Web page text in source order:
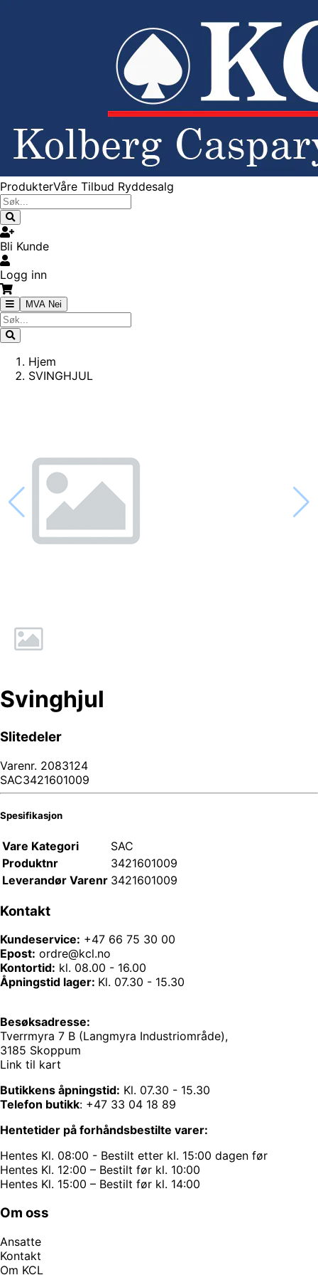
ProdukterVåre Tilbud Ryddesalg
Bli Kunde
Logg inn
MVA Nei
Hjem
SVINGHJUL
Svinghjul
Slitedeler
Varenr. 2083124
SAC3421601009
Spesifikasjon
Vare Kategori
SAC
Produktnr
3421601009
Leverandør Varenr 3421601009
Kontakt
Kundeservice: +47 66 75 30 00
Epost: ordre@kcl.no
Kontortid: kl. 08.00 - 16.00
Åpningstid lager: Kl. 07.30 - 15.30
Besøksadresse:
Tverrmyra 7 B (Langmyra Industriområde),
3185 Skoppum
Link til kart
Butikkens åpningstid: Kl. 07.30 - 15.30
Telefon butikk: +47 33 04 18 89
Hentetider på forhåndsbestilte varer:
Hentes Kl. 08:00 - Bestilt etter kl. 15:00 dagen før
Hentes Kl. 12:00 – Bestilt før kl. 10:00
Hentes Kl. 15:00 – Bestilt før kl. 14:00
Om oss
Ansatte
Kontakt
Om KCL